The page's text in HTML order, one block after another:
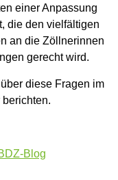
einer Anpassung
die den vielfältigen
an die Zöllnerinnen
gerecht wird.
diese Fragen im
Blog